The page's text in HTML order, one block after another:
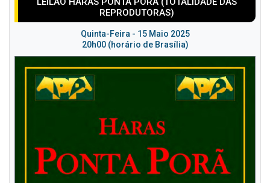
REPRODUTORAS)
Quinta-Feira - 15 Maio 2025
20h00 (horário de Brasília)